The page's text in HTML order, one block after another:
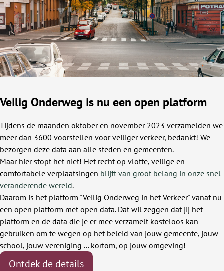
Veilig Onderweg is nu een open platform
Tijdens de maanden oktober en november 2023 verzamelden we
meer dan 3600 voorstellen voor veiliger verkeer, bedankt! We
bezorgen deze data aan alle steden en gemeenten.
Maar hier stopt het niet! Het recht op vlotte, veilige en
comfortabele verplaatsingen blijft van groot belang in onze snel
veranderende wereld.
Daarom is het platform "Veilig Onderweg in het Verkeer" vanaf nu
een open platform met open data. Dat wil zeggen dat jij het
platform en de data die je er mee verzamelt kosteloos kan
gebruiken om te wegen op het beleid van jouw gemeente, jouw
school, jouw vereniging ... kortom, op jouw omgeving!
Ontdek de details